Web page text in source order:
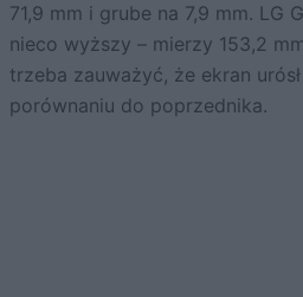
71,9 mm i grube na 7,9 mm. LG
nieco wyższy – mierzy 153,2
trzeba zauważyć, że ekran
porównaniu do poprzednika.